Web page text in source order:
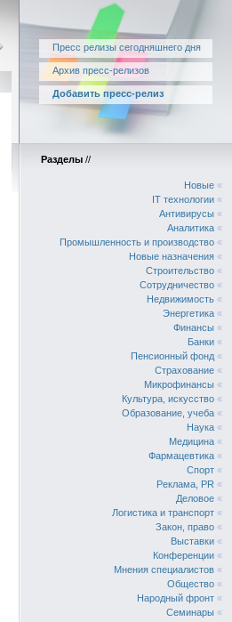
Пресс релизы сегодняшнего дня
Архив пресс-релизов
Добавить пресс-релиз
Разделы //
Новые «
IT технологии «
Антивирусы «
Аналитика «
Промышленность и производство «
Новые назначения «
Строительство «
Сотрудничество «
Недвижимость «
Энергетика «
Финансы «
Банки «
Пенсионный фонд «
Страхование «
Микрофинансы «
Культура, искусство «
Образование, учеба «
Наука «
Медицина «
Фармацевтика «
Спорт «
Реклама, PR «
Деловое «
Логистика и транспорт «
Закон, право «
Выставки «
Конференции «
Мнения специалистов «
Общество «
Народный фронт «
Семинары «